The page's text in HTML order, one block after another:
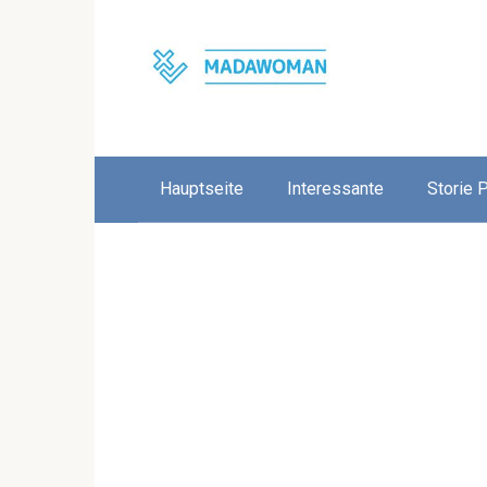
Hauptseite Interessante Storie